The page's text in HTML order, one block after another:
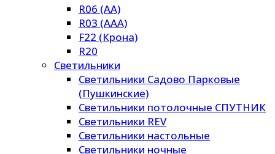
R06 (AA)
R03 (AAA)
F22 (Крона)
R20
Светильники
Светильники Садово Парковые
(Пушкинские)
Светильники потолочные СПУТНИК
Светильники REV
Светильники настольные
Светильники ночные